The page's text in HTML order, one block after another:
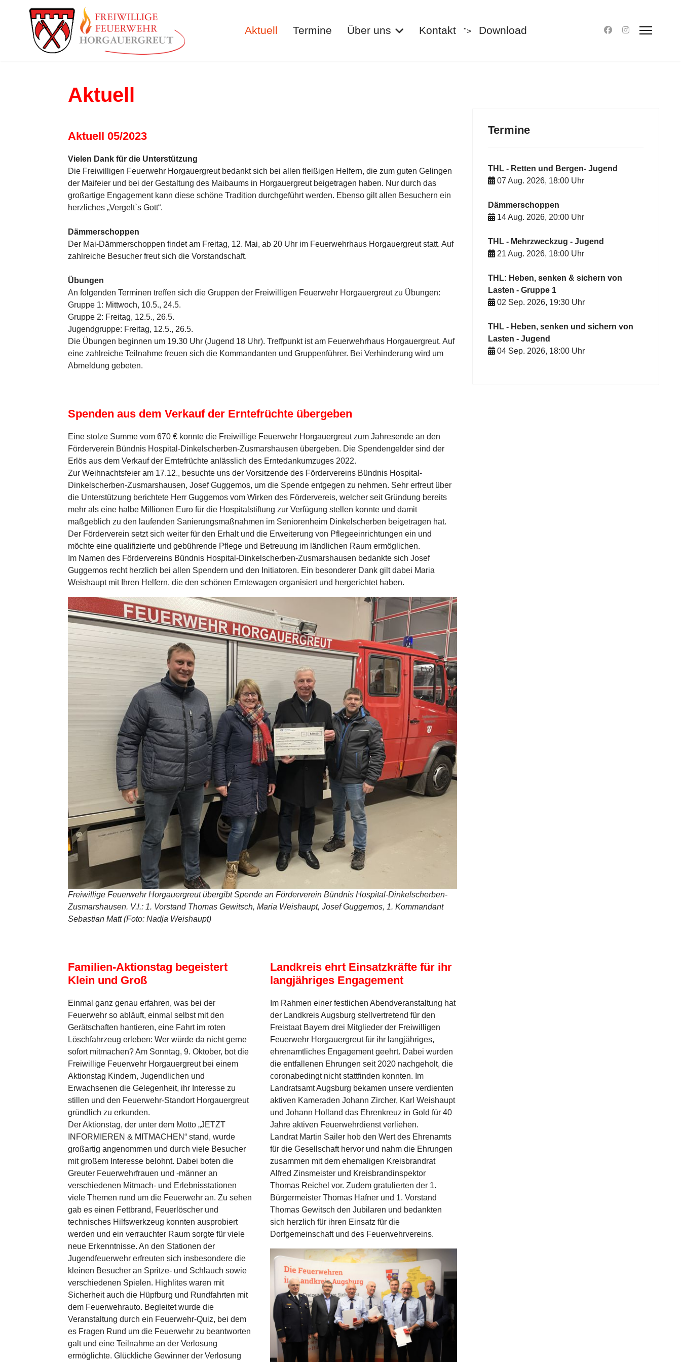
Aktuell Termine Über uns Kontakt "> Download
Aktuell
Aktuell 05/2023
Vielen Dank für die Unterstützung
Die Freiwilligen Feuerwehr Horgauergreut bedankt sich bei allen fleißigen Helfern, die zum guten Gelingen
der Maifeier und bei der Gestaltung des Maibaums in Horgauergreut beigetragen haben. Nur durch das
großartige Engagement kann diese schöne Tradition durchgeführt werden. Ebenso gilt allen Besuchern ein
herzliches „Vergelt`s Gott“.
Dämmerschoppen
Der Mai-Dämmerschoppen findet am Freitag, 12. Mai, ab 20 Uhr im Feuerwehrhaus Horgauergreut statt. Auf
zahlreiche Besucher freut sich die Vorstandschaft.
Übungen
An folgenden Terminen treffen sich die Gruppen der Freiwilligen Feuerwehr Horgauergreut zu Übungen:
Gruppe 1: Mittwoch, 10.5., 24.5.
Gruppe 2: Freitag, 12.5., 26.5.
Jugendgruppe: Freitag, 12.5., 26.5.
Die Übungen beginnen um 19.30 Uhr (Jugend 18 Uhr). Treffpunkt ist am Feuerwehrhaus Horgauergreut. Auf
eine zahlreiche Teilnahme freuen sich die Kommandanten und Gruppenführer. Bei Verhinderung wird um
Abmeldung gebeten.
Spenden aus dem Verkauf der Erntefrüchte übergeben
Eine stolze Summe vom 670 € konnte die Freiwillige Feuerwehr Horgauergreut zum Jahresende an den
Förderverein Bündnis Hospital-Dinkelscherben-Zusmarshausen übergeben. Die Spendengelder sind der
Erlös aus dem Verkauf der Erntefrüchte anlässlich des Erntedankumzuges 2022.
Zur Weihnachtsfeier am 17.12., besuchte uns der Vorsitzende des Fördervereins Bündnis Hospital-
Dinkelscherben-Zusmarshausen, Josef Guggemos, um die Spende entgegen zu nehmen. Sehr erfreut über
die Unterstützung berichtete Herr Guggemos vom Wirken des Fördervereis, welcher seit Gründung bereits
mehr als eine halbe Millionen Euro für die Hospitalstiftung zur Verfügung stellen konnte und damit
maßgeblich zu den laufenden Sanierungsmaßnahmen im Seniorenheim Dinkelscherben beigetragen hat.
Der Förderverein setzt sich weiter für den Erhalt und die Erweiterung von Pflegeeinrichtungen ein und
möchte eine qualifizierte und gebührende Pflege und Betreuung im ländlichen Raum ermöglichen.
Im Namen des Fördervereins Bündnis Hospital-Dinkelscherben-Zusmarshausen bedankte sich Josef
Guggemos recht herzlich bei allen Spendern und den Initiatoren. Ein besonderer Dank gilt dabei Maria
Weishaupt mit Ihren Helfern, die den schönen Erntewagen organisiert und hergerichtet haben.
Freiwillige Feuerwehr Horgauergreut übergibt Spende an Förderverein Bündnis Hospital-Dinkelscherben-
Zusmarshausen. V.l.: 1. Vorstand Thomas Gewitsch, Maria Weishaupt, Josef Guggemos, 1. Kommandant
Sebastian Matt (Foto: Nadja Weishaupt)
Familien-Aktionstag begeistert
Klein und Groß
Einmal ganz genau erfahren, was bei der
Feuerwehr so abläuft, einmal selbst mit den
Gerätschaften hantieren, eine Fahrt im roten
Löschfahrzeug erleben: Wer würde da nicht gerne
sofort mitmachen? Am Sonntag, 9. Oktober, bot die
Freiwillige Feuerwehr Horgauergreut bei einem
Aktionstag Kindern, Jugendlichen und
Erwachsenen die Gelegenheit, ihr Interesse zu
stillen und den Feuerwehr-Standort Horgauergreut
gründlich zu erkunden.
Der Aktionstag, der unter dem Motto „JETZT
INFORMIEREN & MITMACHEN“ stand, wurde
großartig angenommen und durch viele Besucher
mit großem Interesse belohnt. Dabei boten die
Greuter Feuerwehrfrauen und -männer an
verschiedenen Mitmach- und Erlebnisstationen
viele Themen rund um die Feuerwehr an. Zu sehen
gab es einen Fettbrand, Feuerlöscher und
technisches Hilfswerkzeug konnten ausprobiert
werden und ein verrauchter Raum sorgte für viele
neue Erkenntnisse. An den Stationen der
Jugendfeuerwehr erfreuten sich insbesondere die
kleinen Besucher an Spritze- und Schlauch sowie
verschiedenen Spielen. Highlites waren mit
Sicherheit auch die Hüpfburg und Rundfahrten mit
dem Feuerwehrauto. Begleitet wurde die
Veranstaltung durch ein Feuerwehr-Quiz, bei dem
es Fragen Rund um die Feuerwehr zu beantworten
galt und eine Teilnahme an der Verlosung
ermöglichte. Glückliche Gewinner der Verlosung
Landkreis ehrt Einsatzkräfte für ihr
langjähriges Engagement
Im Rahmen einer festlichen Abendveranstaltung hat
der Landkreis Augsburg stellvertretend für den
Freistaat Bayern drei Mitglieder der Freiwilligen
Feuerwehr Horgauergreut für ihr langjähriges,
ehrenamtliches Engagement geehrt. Dabei wurden
die entfallenen Ehrungen seit 2020 nachgeholt, die
coronabedingt nicht stattfinden konnten. Im
Landratsamt Augsburg bekamen unsere verdienten
aktiven Kameraden Johann Zircher, Karl Weishaupt
und Johann Holland das Ehrenkreuz in Gold für 40
Jahre aktiven Feuerwehrdienst verliehen.
Landrat Martin Sailer hob den Wert des Ehrenamts
für die Gesellschaft hervor und nahm die Ehrungen
zusammen mit dem ehemaligen Kreisbrandrat
Alfred Zinsmeister und Kreisbrandinspektor
Thomas Reichel vor. Zudem gratulierten der 1.
Bürgermeister Thomas Hafner und 1. Vorstand
Thomas Gewitsch den Jubilaren und bedankten
sich herzlich für ihren Einsatz für die
Dorfgemeinschaft und des Feuerwehrvereins.
Termine
THL - Retten und Bergen- Jugend
07 Aug. 2026, 18:00 Uhr
Dämmerschoppen
14 Aug. 2026,20:00 Uhr
THL - Mehrzweckzug - Jugend
21 Aug. 2026, 18:00 Uhr
THL: Heben, senken & sichern von
Lasten - Gruppe 1
02 Sep. 2026, 19:30 Uhr
THL - Heben, senken und sichern von
Lasten - Jugend
04 Sep. 2026, 18:00 Uhr